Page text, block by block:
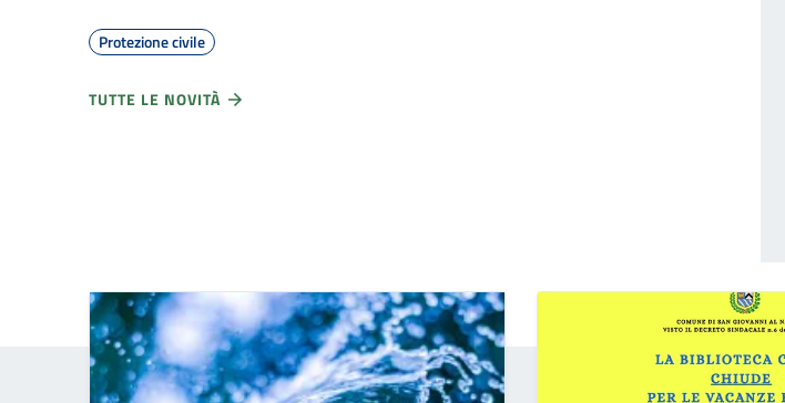
Protezione civile
TUTTE LE NOVITÀ